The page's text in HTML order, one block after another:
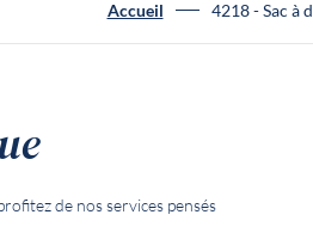
Accueil 4218 - Sac à
de nos services pensés